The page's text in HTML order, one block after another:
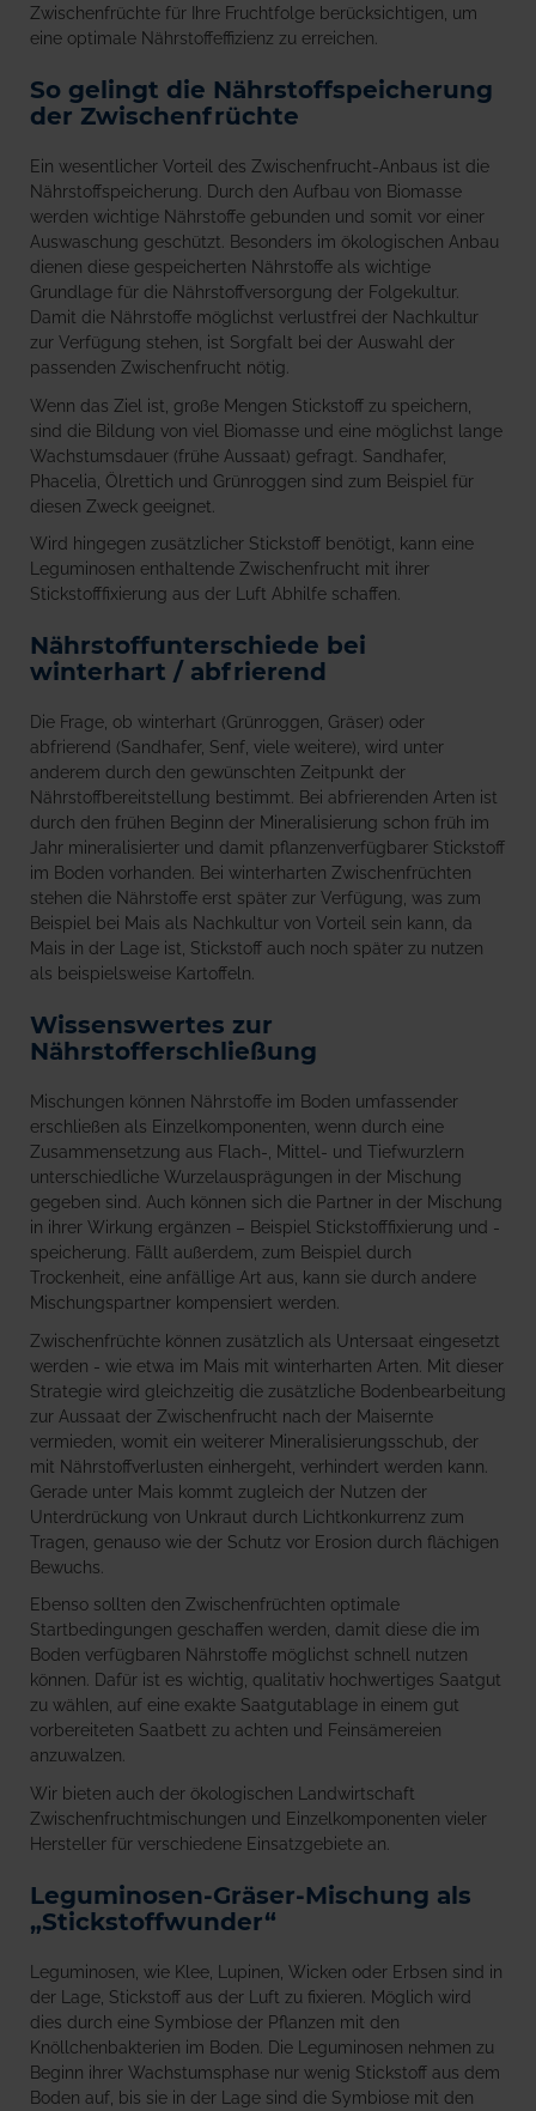
Zwischenfrüchte für Ihre Fruchtfolge berücksichtigen, um
eine optimale Nährstoffeffizienz zu erreichen.
So gelingt die Nährstoffspeicherung
der Zwischenfrüchte
Ein wesentlicher Vorteil des Zwischenfrucht-Anbaus ist die
Nährstoffspeicherung. Durch den Aufbau von Biomasse
werden wichtige Nährstoffe gebunden und somit vor einer
Auswaschung geschützt. Besonders im ökologischen Anbau
dienen diese gespeicherten Nährstoffe als wichtige
Grundlage für die Nährstoffversorgung der Folgekultur.
Damit die Nährstoffe möglichst verlustfrei der Nachkultur
zur Verfügung stehen, ist Sorgfalt bei der Auswahl der
passenden Zwischenfrucht nötig.
Wenn das Ziel ist, große Mengen Stickstoff zu speichern,
sind die Bildung von viel Biomasse und eine möglichst lange
Wachstumsdauer (frühe Aussaat) gefragt. Sandhafer,
Phacelia, Ölrettich und Grünroggen sind zum Beispiel für
diesen Zweck geeignet.
Wird hingegen zusätzlicher Stickstoff benötigt, kann eine
Leguminosen enthaltende Zwischenfrucht mit ihrer
Stickstofffixierung aus der Luft Abhilfe schaffen.
Nährstoffunterschiede bei
winterhart / abfrierend
Die Frage, ob winterhart (Grünroggen, Gräser) oder
abfrierend (Sandhafer, Senf, viele weitere), wird unter
anderem durch den gewünschten Zeitpunkt der
Nährstoffbereitstellung bestimmt. Bei abfrierenden Arten ist
durch den frühen Beginn der Mineralisierung schon früh im
Jahr mineralisierter und damit pflanzenverfügbarer Stickstoff
im Boden vorhanden. Bei winterharten Zwischenfrüchten
stehen die Nährstoffe erst später zur Verfügung, was zum
Beispiel bei Mais als Nachkultur von Vorteil sein kann, da
Mais in der Lage ist, Stickstoff auch noch später zu nutzen
als beispielsweise Kartoffeln.
Wissenswertes zur
Nährstofferschließung
Mischungen können Nährstoffe im Boden umfassender
erschließen als Einzelkomponenten, wenn durch eine
Zusammensetzung aus Flach-, Mittel- und Tiefwurzlern
unterschiedliche Wurzelausprägungen in der Mischung
gegeben sind. Auch können sich die Partner in der Mischung
in ihrer Wirkung ergänzen – Beispiel Stickstofffixierung und -
speicherung. Fällt außerdem, zum Beispiel durch
Trockenheit, eine anfällige Art aus, kann sie durch andere
Mischungspartner kompensiert werden.
Zwischenfrüchte können zusätzlich als Untersaat eingesetzt
werden - wie etwa im Mais mit winterharten Arten. Mit dieser
Strategie wird gleichzeitig die zusätzliche Bodenbearbeitung
zur Aussaat der Zwischenfrucht nach der Maisernte
vermieden, womit ein weiterer Mineralisierungsschub, der
mit Nährstoffverlusten einhergeht, verhindert werden kann.
Gerade unter Mais kommt zugleich der Nutzen der
Unterdrückung von Unkraut durch Lichtkonkurrenz zum
Tragen, genauso wie der Schutz vor Erosion durch flächigen
Bewuchs.
Ebenso sollten den Zwischenfrüchten optimale
Startbedingungen geschaffen werden, damit diese die im
Boden verfügbaren Nährstoffe möglichst schnell nutzen
können. Dafür ist es wichtig, qualitativ hochwertiges Saatgut
zu wählen, auf eine exakte Saatgutablage in einem gut
vorbereiteten Saatbett zu achten und Feinsämereien
anzuwalzen.
Wir bieten auch der ökologischen Landwirtschaft
Zwischenfruchtmischungen und Einzelkomponenten vieler
Hersteller für verschiedene Einsatzgebiete an.
Leguminosen-Gräser-Mischung als
„Stickstoffwunder“
Leguminosen, wie Klee, Lupinen, Wicken oder Erbsen sind in
der Lage, Stickstoff aus der Luft zu fixieren. Möglich wird
dies durch eine Symbiose der Pflanzen mit den
Knöllchenbakterien im Boden. Die Leguminosen nehmen zu
Beginn ihrer Wachstumsphase nur wenig Stickstoff aus dem
Boden auf, bis sie in der Lage sind die Symbiose mit den